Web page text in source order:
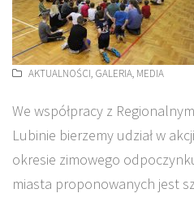
AKTUALNOŚCI, GALERIA, MEDIA
We współpracy z
Lubinie bierzemy udział w
okresie zimowego
miasta proponowanych jest